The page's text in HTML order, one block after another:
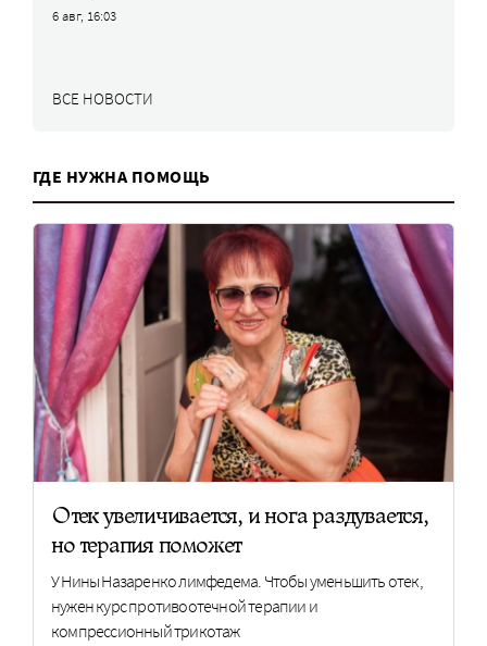
6 авг, 16:03
ВСЕ НОВОСТИ
ГДЕ НУЖНА ПОМОЩЬ
Отек увеличивается, и нога раздувается,
но терапия поможет
У Нины Назаренко лимфедема. Чтобы уменьшить отек,
нужен курс противоотечной терапии и
компрессионный трикотаж